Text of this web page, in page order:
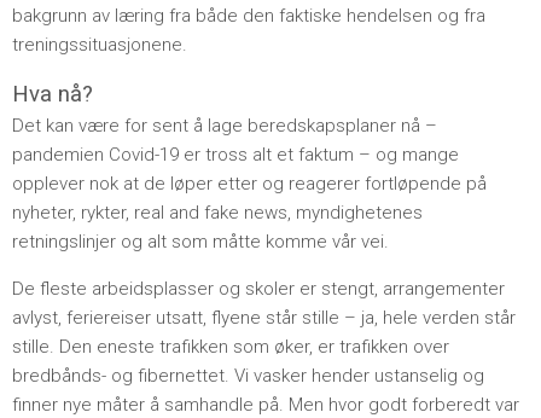
bakgrunn av læring fra både den faktiske hendelsen og fra
treningssituasjonene.
Hva nå?
Det kan være for sent å lage beredskapsplaner nå –
pandemien Covid-19 er tross alt et faktum – og mange
opplever nok at de løper etter og reagerer fortløpende på
nyheter, rykter, real and fake news, myndighetenes
retningslinjer og alt som måtte komme vår vei.
De fleste arbeidsplasser og skoler er stengt, arrangementer
avlyst, feriereiser utsatt, flyene står stille – ja, hele verden står
stille. Den eneste trafikken som øker, er trafikken over
bredbånds- og fibernettet. Vi vasker hender ustanselig og
finner nye måter å samhandle på. Men hvor godt forberedt var